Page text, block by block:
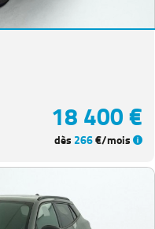
18 400 €
dès 266€/mois